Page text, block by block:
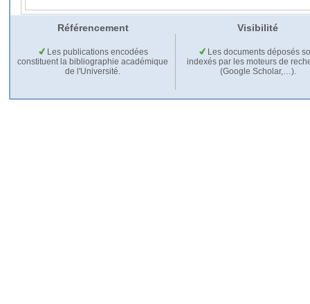
Référencement Visibilité
Les publications encodées
constituent la bibliographie académique
de l'Université.
Les documents déposés
indexés par les moteurs de
(Google Scholar,…).